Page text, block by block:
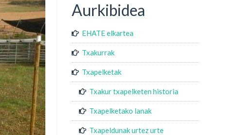
Aurkibidea
EHATE elkartea
Txakurrak
Txapelketak
Txakur txapelketen historia
Txapelketako lanak
Txapeldunak urtez urte